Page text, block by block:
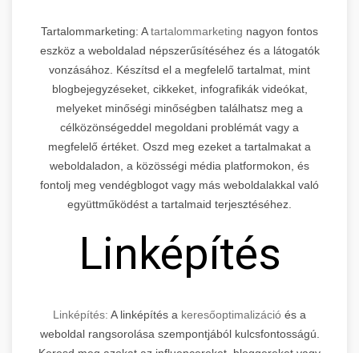
Tartalommarketing: Atartalommarketing nagyon fontos
eszköz a weboldalad népszerűsítéséhez és a látogatók
vonzásához. Készítsd el a megfelelő tartalmat, mint
blogbejegyzéseket, cikkeket, infografikák videókat,
melyeket minőségi minőségben találhatsz meg a
célközönségeddel megoldani problémát vagy a
megfelelő értéket. Oszd meg ezeket a tartalmakat a
weboldaladon, a közösségi média platformokon, és
fontolj meg vendégblogot vagy más weboldalakkal való
együttműködést a tartalmaid terjesztéséhez.
Linképítés
Linképítés: A linképítés a keresőoptimalizáció és a
weboldal rangsorolása szempontjából kulcsfontosságú.